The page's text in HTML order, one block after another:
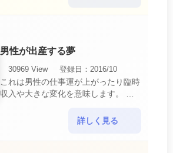
男性が出産する夢
30969 View
登録日：2016/10
これは男性の仕事運が上がったり臨時
収入や大きな変化を意味します。 喜
ればあり得ない事が起きるのでビック
詳しく見る